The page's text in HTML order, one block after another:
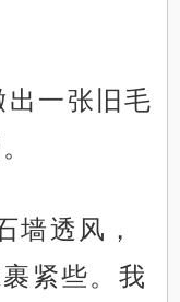
一张旧毛
墙透风，
紧些。我